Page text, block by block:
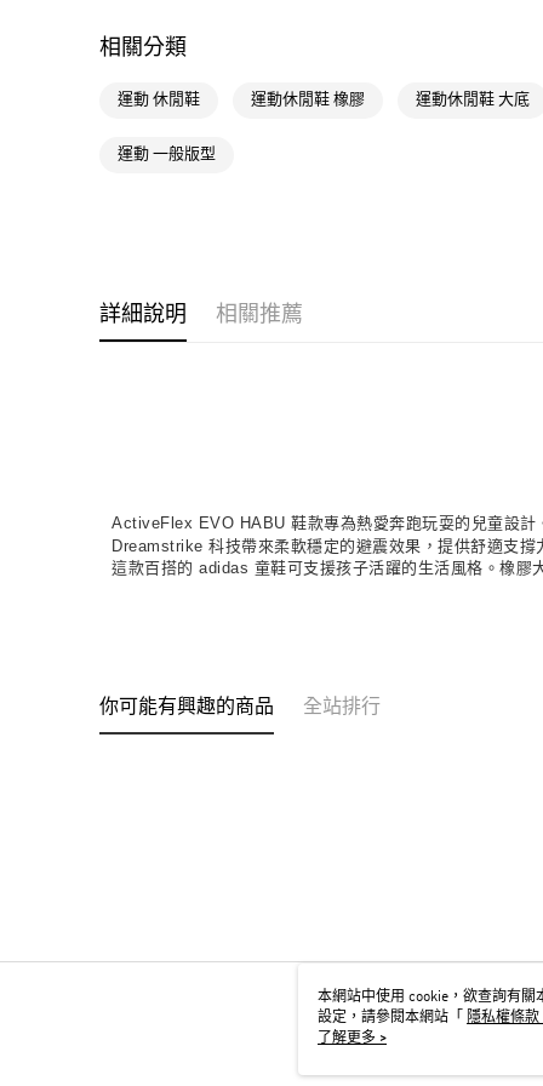
相關分類
運動 休閒鞋 運動休閒鞋 橡膠 運動休閒鞋 大底
運動 一般版型
詳細說明 相關推薦
ActiveFlex EVO HABU 鞋款專為熱愛奔跑玩耍的兒童設
Dreamstrike 科技帶來柔軟穩定的避震效果，提供舒適支
這款百搭的 adidas 童鞋可支援孩子活躍的生活風格。橡
你可能有興趣的商品 全站排行
本網站中使用 cookie，欲查詢有關
設定，請參閱本網站「
隱私權條款
用 cookie。
了解更多 >